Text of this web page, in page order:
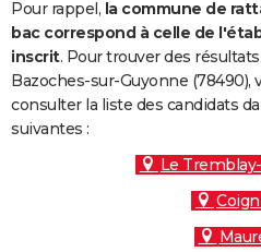
S'inscrire
Se connecter
Lycées
Collèges
Primaires
Universités
Entreprises
Service militaire
Avis de recherche
AVIS DE DÉCÈS
FORUM
Bricolage
Lifestyle
Culture
SportAuto
Television
Voyage
Cinema
Pour rappel, la commune de
bac correspond à celle de
inscrit. Pour trouver des
Bazoches-sur-Guyonne (78490),
consulter la liste des candidats
suivantes :
Le